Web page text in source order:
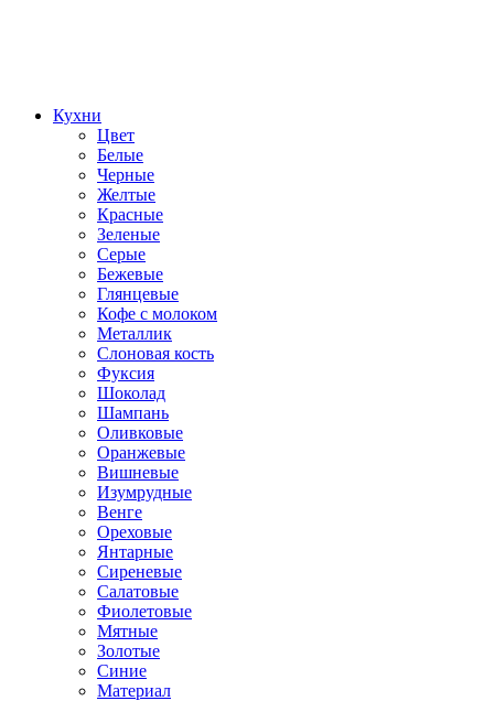
Кухни
Цвет
Белые
Черные
Желтые
Красные
Зеленые
Серые
Бежевые
Глянцевые
Кофе с молоком
Металлик
Слоновая кость
Фуксия
Шоколад
Шампань
Оливковые
Оранжевые
Вишневые
Изумрудные
Венге
Ореховые
Янтарные
Сиреневые
Салатовые
Фиолетовые
Мятные
Золотые
Синие
Материал